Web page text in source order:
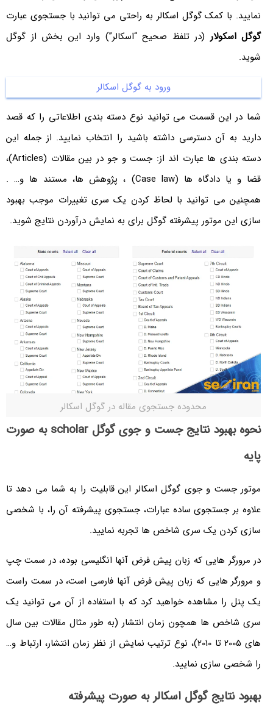
نمایید. با کمک گوگل اسکالر به راحتی می توانید با جستجوی عبارت
گوگل اسکولار(در تلفظ صحیح “اسکالر”) وارد این بخش از گوگل
شوید.
ورود به گوگل اسکالر
شما در این قسمت می توانید نوع دسته بندی اطلاعاتی را که قصد
دارید به آن دسترسی داشته باشید را انتخاب نمایید. از جمله این
دسته بندی ها عبارت اند از: جست و جو در بین مقالات (Articles)،
قضا و یا دادگاه ها (Case law) ، پژوهش ها، مستند ها و… .
همچنین می توانید با لحاظ کردن یک سری تغییرات موجب بهبود
سازی این موتور پیشرفته گوگل برای به نمایش درآوردن نتایج شوید.
محدوده جستجوی مقاله در گوگل اسکالر
نحوه بهبود نتایج جست و جوی گوگل scholar به صورت
پایه
موتور جست و جوی گوگل اسکالر این قابلیت را به شما می دهد تا
علاوه بر جستجوی ساده عبارات، جستجوی پیشرفته آن را، با شخصی
سازی کردن یک سری شاخص ها تجربه نمایید.
در مرورگر هایی که زبان پیش فرض آنها انگلیسی بوده، در سمت چپ
و مرورگر هایی که زبان پیش فرض آنها فارسی است، در سمت راست
یک پنل را مشاهده خواهید کرد که با استفاده از آن می توانید یک
سری شاخص ها همچون زمان انتشار (به طور مثال مقالات بین سال
های 2005 تا 2010)، نوع ترتیب نمایش از نظر زمان انتشار، ارتباط و…
را شخصی سازی نمایید.
بهبود نتایج گوگل اسکالر به صورت پیشرفته